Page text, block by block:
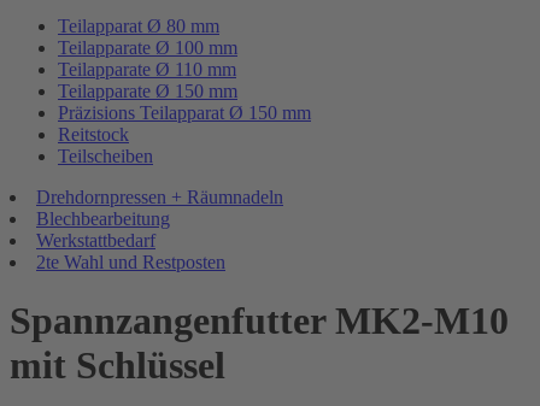
Teilapparat Ø 80 mm
Teilapparate Ø 100 mm
Teilapparate Ø 110 mm
Teilapparate Ø 150 mm
Präzisions Teilapparat Ø 150 mm
Reitstock
Teilscheiben
Drehdornpressen + Räumnadeln
Blechbearbeitung
Werkstattbedarf
2te Wahl und Restposten
Spannzangenfutter MK2-M10
mit Schlüssel